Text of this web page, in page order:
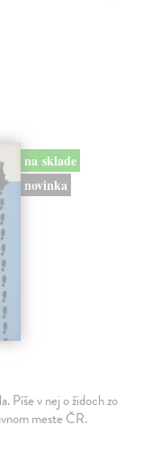
na sklade
novinka
Píše v nej o židoch zo
meste ČR.